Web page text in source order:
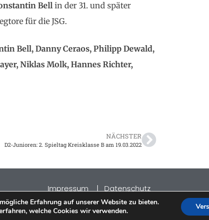
Bellin der 31. und später
für die JSG.
Bell, Danny Ceraos, Philipp Dewald,
Niklas Molk, Hannes Richter,
NÄCHSTER
D2-Junioren: 2. Spieltag Kreisklasse B am 19.03.2022
Impressum | Datenschutz
©2026 TSV Langenbrücken
Erfahrung auf unserer Website zu bieten.
welche Cookies wir verwenden.